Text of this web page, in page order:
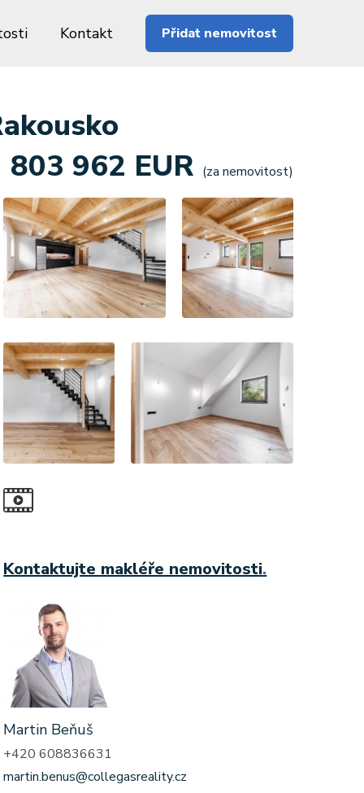
Kontakt Přidat nemovitost
803 962 EUR (za nemovitost)
Kontaktujte makléře nemovitosti.
Martin Beňuš
+420 608836631
martin.benus@collegasreality.cz